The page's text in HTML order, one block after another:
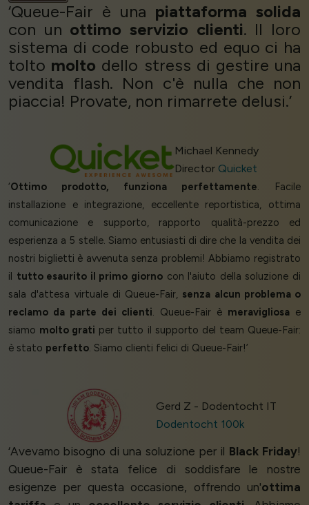
‘Queue-Fair è una piattaforma solida
con un ottimo servizio clienti. Il loro
sistema di code robusto ed equo ci ha
tolto molto dello stress di gestire una
vendita flash. Non c'è nulla che non
piaccia! Provate, non rimarrete delusi.’
Michael Kennedy
Director Quicket
‘Ottimo prodotto, funziona perfettamente. Facile
installazione e integrazione, eccellente reportistica, ottima
comunicazione e supporto, rapporto qualità-prezzo ed
esperienza a 5 stelle. Siamo entusiasti di dire che la vendita dei
nostri biglietti è avvenuta senza problemi! Abbiamo registrato
il tutto esaurito il primo giorno con l'aiuto della soluzione di
sala d'attesa virtuale di Queue-Fair, senza alcun problema o
reclamo da parte dei clienti. Queue-Fair è meravigliosa e
siamo molto grati per tutto il supporto del team Queue-Fair:
è stato perfetto. Siamo clienti felici di Queue-Fair!’
Gerd Z - Dodentocht IT
Dodentocht 100k
‘Avevamo bisogno di una soluzione per il Black Friday!
Queue-Fair è stata felice di soddisfare le nostre
esigenze per questa occasione, offrendo un'ottima